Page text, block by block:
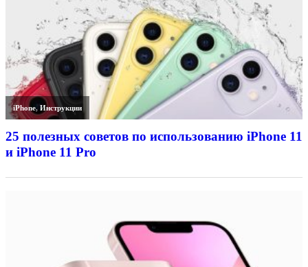
iPhone,Инструкции
25 полезных советов по использованию iPhone 11
и iPhone 11 Pro